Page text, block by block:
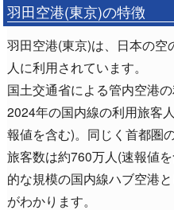
羽田空港(東京)の特徴
羽田空港(東京)は、日本の
人に利用されています。
国土交通省による管内空港
2024年の国内線の利用旅客
報値を含む)。同じく首都圏
旅客数は約760万人(速報値
的な規模の国内線ハブ空港
がわかります。